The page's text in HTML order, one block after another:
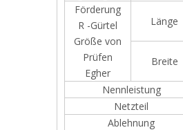
Förderung
R -Gürtel
Größe von
Prüfen
Egher
Länge
Breite
Nennleistung
Netzteil
Ablehnung